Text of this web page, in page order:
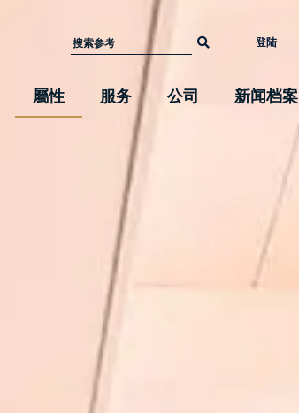
登陆
屬性 服务 公司 新闻档案